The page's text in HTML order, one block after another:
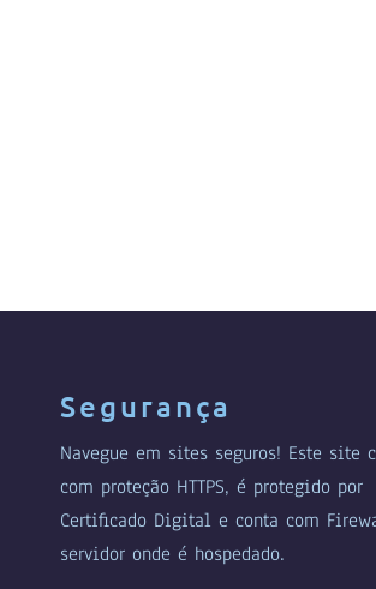
Segurança
Navegue em sites seguros! Este site
com proteção HTTPS, é protegido por
Certificado Digital e conta com
servidor onde é hospedado.